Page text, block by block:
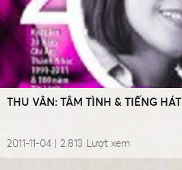
THU VÂN: TÂM TÌNH & TIẾNG HÁT
2011-11-04 | Lượt xem
2.813